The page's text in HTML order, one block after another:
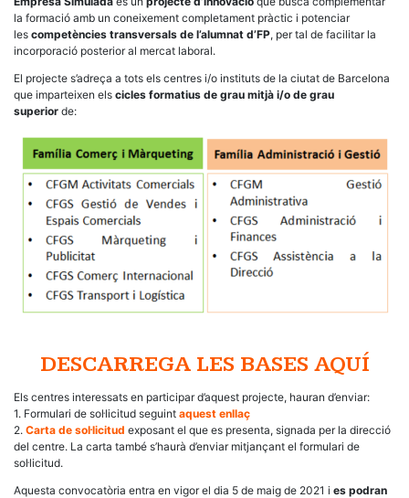
la formació amb un coneixement completament pràctic i potenciar
les competències transversals de l’alumnat d’FP, per tal de facilitar la
incorporació posterior al mercat laboral.
El projecte s’adreça a tots els centres i/o instituts de la ciutat de Barcelona
que imparteixen els cicles formatius de grau mitjà i/o de grau
superior de:
DESCARREGA LES BASES AQUÍ
Els centres interessats en participar d’aquest projecte, hauran d’enviar:
1. Formulari de sol·licitud seguint aquest enllaç
2. Carta de sol·licitud exposant el que es presenta, signada per la direcció
del centre. La carta també s’haurà d’enviar mitjançant el formulari de
sol·licitud.
Aquesta convocatòria entra en vigor el dia 5 de maig de 2021 i es podran